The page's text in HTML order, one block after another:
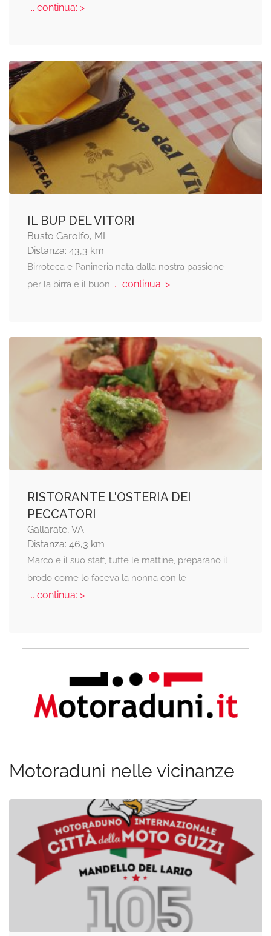
... continua: >
IL BUP DEL VITORI
Busto Garolfo, MI
Distanza: 43,3 km
Birroteca e Panineria nata dalla nostra passione
per la birra e il buon ... continua: >
RISTORANTE L'OSTERIA DEI
PECCATORI
Gallarate, VA
Distanza: 46,3 km
Marco e il suo staff, tutte le mattine, preparano il
brodo come lo faceva la nonna con le
... continua: >
Motoraduni nelle vicinanze